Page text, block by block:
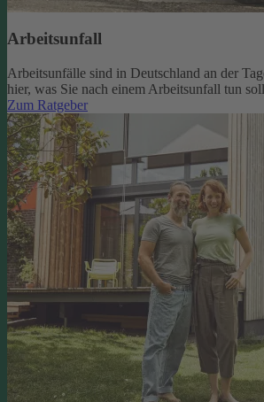
Arbeitsunfall
Arbeitsunfälle sind in Deutschland an der
hier, was Sie nach einem Arbeitsunfall tun
Zum Ratgeber